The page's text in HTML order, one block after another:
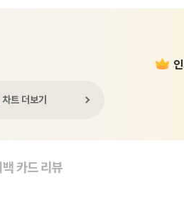
트 더보기
카드 리뷰